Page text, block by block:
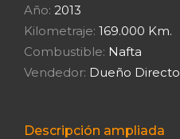
Año: 2013
Kilometraje: 169.000 Km.
Combustible: Nafta
Vendedor: Dueño Directo
Descripción ampliada